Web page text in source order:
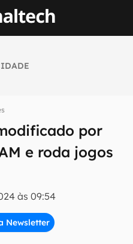
por
e roda jogos
às 09:54
Newsletter
em primeira
se